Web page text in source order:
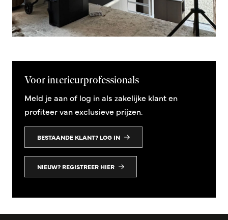
Voor interieurprofessionals
Meld je aan of log in als zakelijke klant en
profiteer van exclusieve prijzen.
BESTAANDE KLANT? LOG IN
NIEUW? REGISTREER HIER